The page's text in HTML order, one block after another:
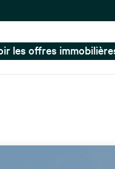
les offres